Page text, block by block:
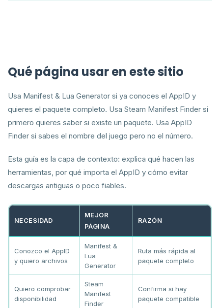
Qué página usar en este sitio
Usa Manifest & Lua Generator si ya conoces el AppID y
quieres el paquete completo. Usa Steam Manifest Finder si
primero quieres saber si existe un paquete. Usa AppID
Finder si sabes el nombre del juego pero no el número.
Esta guía es la capa de contexto: explica qué hacen las
herramientas, por qué importa el AppID y cómo evitar
descargas antiguas o poco fiables.
NECESIDAD
MEJOR
PÁGINA
RAZÓN
Conozco el AppID
y quiero archivos
Manifest &
Lua
Generator
Ruta más rápida al
paquete completo
Quiero comprobar
disponibilidad
Steam
Manifest
Finder
Confirma si hay
paquete compatible